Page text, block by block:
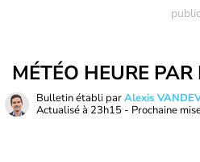
MÉTÉO HEURE PAR
Bulletin établi parAlexis
Actualisé à 23h15 - Prochaine